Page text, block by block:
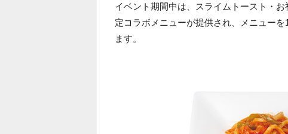
イベント期間中は、スライムトースト・
定コラボメニューが提供され、メニュー
ます。